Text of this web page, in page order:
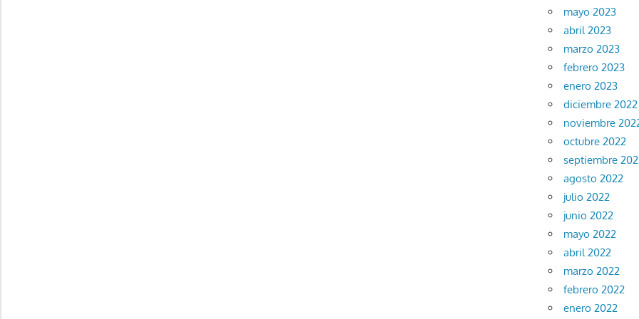
mayo 2023
abril 2023
marzo 2023
febrero 2023
enero 2023
diciembre 2022
noviembre
octubre 2022
septiembre
agosto 2022
julio 2022
junio 2022
mayo 2022
abril 2022
marzo 2022
febrero 2022
enero 2022